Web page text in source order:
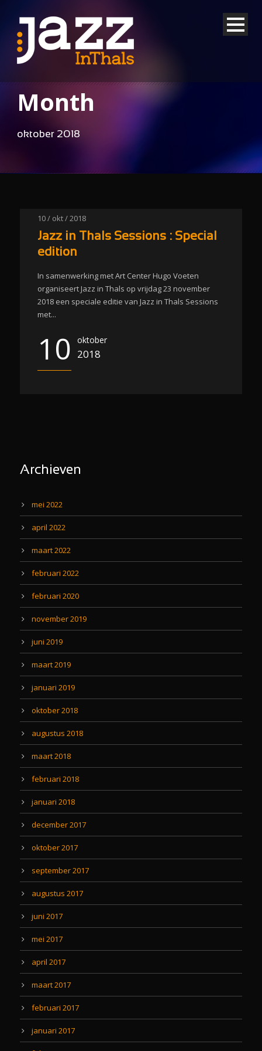
Month
oktober 2018
10 / okt / 2018
Jazz in Thals Sessions : Special
edition
In samenwerking met Art Center Hugo Voeten
organiseert Jazz in Thals op vrijdag 23 november
2018 een speciale editie van Jazz in Thals Sessions
met...
10 oktober
2018
Archieven
mei 2022
april 2022
maart 2022
februari 2022
februari 2020
november 2019
juni 2019
maart 2019
januari 2019
oktober 2018
augustus 2018
maart 2018
februari 2018
januari 2018
december 2017
oktober 2017
september 2017
augustus 2017
juni 2017
mei 2017
april 2017
maart 2017
februari 2017
januari 2017